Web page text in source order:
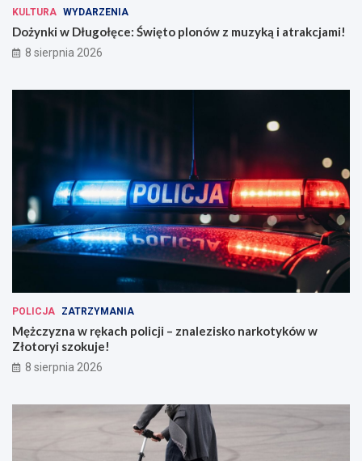
KULTURA WYDARZENIA
Dożynki w Długołęce: Święto plonów z muzyką i atrakcjami!
8 sierpnia 2026
POLICJA ZATRZYMANIA
Mężczyzna w rękach policji – znalezisko narkotyków w
Złotoryi szokuje!
8 sierpnia 2026